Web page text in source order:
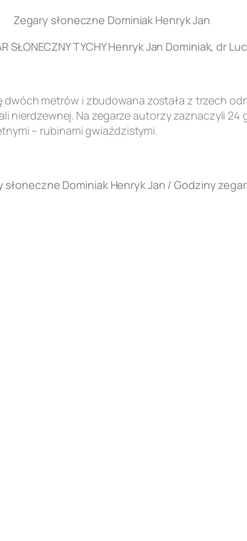
Zegary słoneczne Dominiak Henryk Jan
SŁONECZNY TYCHY Henryk Jan Dominiak, dr
metrów i zbudowana została z trzech
nierdzewnej. Na zegarze autorzy zaznaczyli
– rubinami gwiaździstymi.
słoneczne Dominiak Henryk Jan / Godziny